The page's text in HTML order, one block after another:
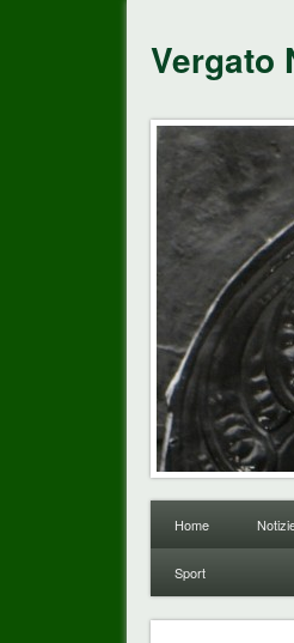
Vergato
Home
Sport